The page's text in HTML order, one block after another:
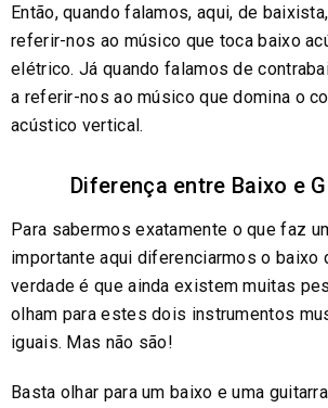
Então, quando falamos, aqui, de
referir-nos ao músico que toca baixo
elétrico. Já quando falamos de
a referir-nos ao músico que domina o
acústico vertical.
Diferença entre Baixo e
Para sabermos exatamente o que faz
importante aqui diferenciarmos o baixo
verdade é que ainda existem muitas
olham para estes dois instrumentos
iguais. Mas não são!
Basta olhar para um baixo e uma